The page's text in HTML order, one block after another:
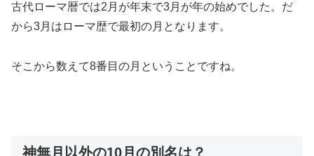
古代ローマ暦では2月が年末で3月が年の始めでした。だ
から3月はローマ歴で最初の月となります。
そこから数えて8番目の月ということですね。
神無月以外の10月の別名は？